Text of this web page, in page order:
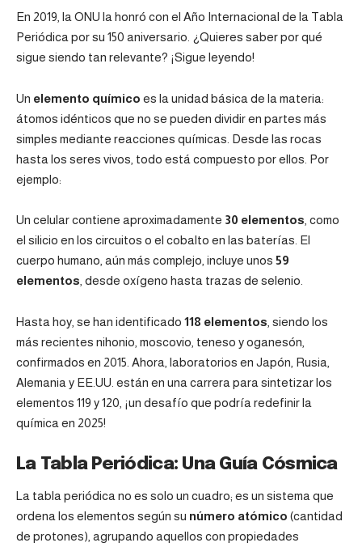
En 2019, la ONU la honró con el Año Internacional de la Tabla
Periódica por su 150 aniversario. ¿Quieres saber por qué
sigue siendo tan relevante? ¡Sigue leyendo!
Un elemento químico es la unidad básica de la materia:
átomos idénticos que no se pueden dividir en partes más
simples mediante reacciones químicas. Desde las rocas
hasta los seres vivos, todo está compuesto por ellos. Por
ejemplo:
Un celular contiene aproximadamente 30 elementos, como
el silicio en los circuitos o el cobalto en las baterías. El
cuerpo humano, aún más complejo, incluye unos 59
elementos, desde oxígeno hasta trazas de selenio.
Hasta hoy, se han identificado 118 elementos , siendo los
más recientes nihonio, moscovio, teneso y oganesón,
confirmados en 2015. Ahora, laboratorios en Japón, Rusia,
Alemania y EE.UU. están en una carrera para sintetizar los
elementos 119 y 120, ¡un desafío que podría redefinir la
química en 2025!
La Tabla Periódica: Una Guía Cósmica
La tabla periódica no es solo un cuadro; es un sistema que
ordena los elementos según su número atómico (cantidad
de protones), agrupando aquellos con propiedades